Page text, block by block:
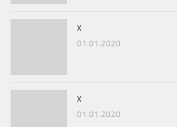
x
01.01.2020
x
01.01.2020